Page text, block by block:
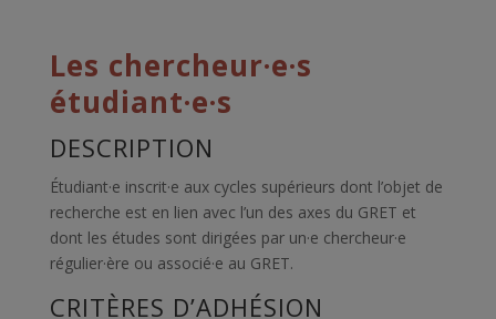
Les chercheur·e·s
étudiant·e·s
DESCRIPTION
Étudiant·e inscrit·e aux cycles supérieurs dont l’objet de
recherche est en lien avec l’un des axes du GRET et
dont les études sont dirigées par un·e chercheur·e
régulier·ère ou associé·e au GRET.
CRITÈRES D’ADHÉSION